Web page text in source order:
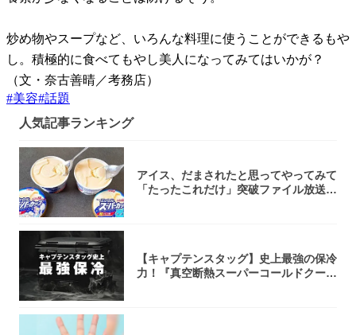
炒め物やスープなど、いろんな料理に使うことができるもや
し。積極的に食べてもやし美人になってみてはいかが？
（文・奈古善晴／考務店）
#美容#話題
人気記事ランキング
アイス、だまされたと思ってやってみて
「たったこれだけ」突破ファイル放送で
【キャプテンスタッグ】史上最強の保冷
力！『真空断熱スーパーコールドクーラ